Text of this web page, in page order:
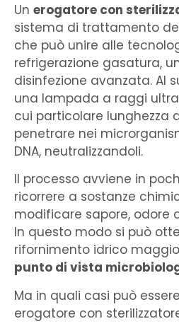
Un erogatore con
sistema di trattamento
che può unire alle
refrigerazione gasatura,
disinfezione avanzata. Al
una lampada a raggi
cui particolare lunghezza
penetrare nei
DNA, neutralizzandoli.
Il processo avviene in
ricorrere a sostanze
modificare sapore, odore
In questo modo si può
rifornimento idrico
punto di vista
Ma in quali casi può
erogatore con